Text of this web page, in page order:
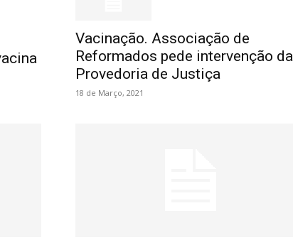
Vacinação. Associação de
Reformados pede intervenção da
Provedoria de Justiça
18 de Março, 2021